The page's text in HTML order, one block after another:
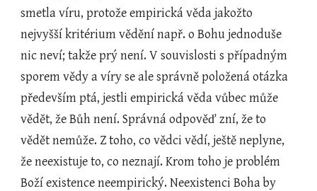
smetla víru, protože empirická věda jakožto
nejvyšší kritérium vědění např. o Bohu jednoduše
nic neví; takže prý není. V souvislosti s případným
sporem vědy a víry se ale správně položená otázka
především ptá, jestli empirická věda vůbec může
vědět, že Bůh není. Správná odpověď zní, že to
vědět nemůže. Z toho, co vědci vědí, ještě neplyne,
že neexistuje to, co neznají. Krom toho je problém
Boží existence neempirický. Neexistenci Boha by